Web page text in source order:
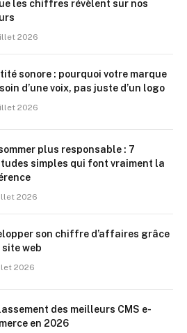
les chiffres révèlent sur nos
2026
sonore : pourquoi votre marque
d’une voix, pas juste d’un logo
2026
plus responsable : 7
simples qui font vraiment la
2026
son chiffre d’affaires grâce
site web
2026
des meilleurs CMS e-
en 2026